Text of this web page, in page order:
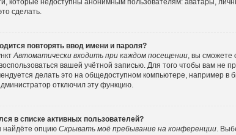
которые недоступны анонимным пользователям: аватары,
сделать.
повторять ввод имени и пароля?
Автоматически входить при каждом посещении, вы сможете
вашей учётной записью. Для того чтобы вам
делать это на общедоступном компьютере, например в
отключил эту функцию.
в списке активных пользователей?
найдёте опциюСкрывать моё пребывание на конференции.